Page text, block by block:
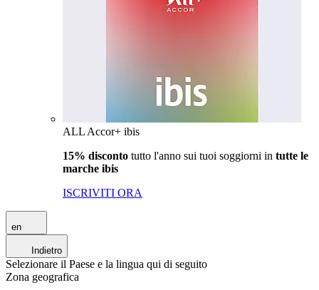
ALL Accor+ ibis
15% disconto tutto l'anno sui tuoi soggiorni in tutte le
marche ibis
ISCRIVITI ORA
en
Indietro
Selezionare il Paese e la lingua qui di seguito
Zona geografica